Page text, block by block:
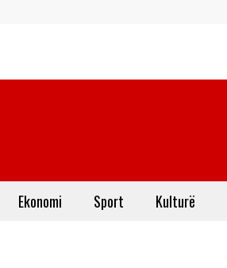
Ekonomi Sport Kulturë